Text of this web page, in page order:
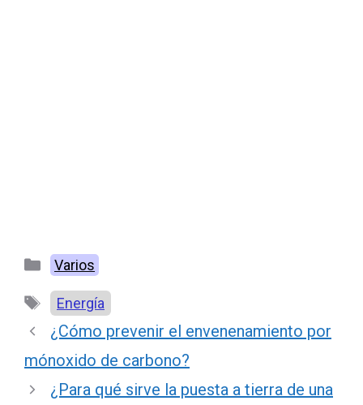
Categorías
Varios
Etiquetas
Energía
¿Cómo prevenir el envenenamiento por
mónoxido de carbono?
¿Para qué sirve la puesta a tierra de una